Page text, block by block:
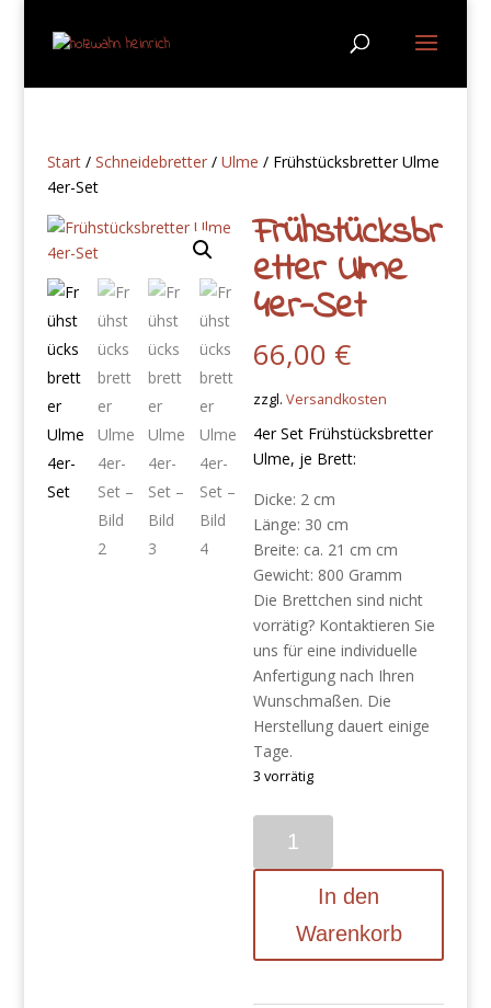
Start/ Schneidebretter/ Ulme / Frühstücksbretter Ulme
4er-Set
Frühstücksbr
etter Ulme
4er-Set
66,00 €
zzgl.Versandkosten
4er Set Frühstücksbretter
Ulme, je Brett:
Dicke: 2 cm
Länge: 30 cm
Breite: ca. 21 cm cm
Gewicht: 800 Gramm
Die Brettchen sind nicht
vorrätig? Kontaktieren Sie
uns für eine individuelle
Anfertigung nach Ihren
Wunschmaßen. Die
Herstellung dauert einige
Tage.
3 vorrätig
Ulme
4er-
Menge
In den
Warenkorb